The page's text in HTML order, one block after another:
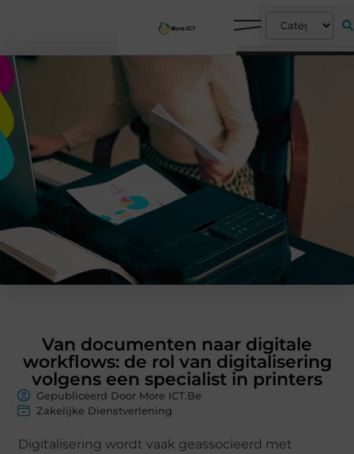
Van documenten naar digitale
workflows: de rol van digitalisering
volgens een specialist in printers
Gepubliceerd Door More ICT.Be
Zakelijke Dienstverlening
Digitalisering wordt vaak geassocieerd met